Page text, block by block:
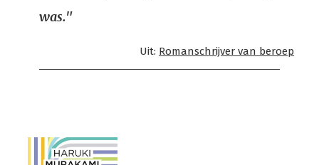
was."
Uit: Romanschrijver van beroep